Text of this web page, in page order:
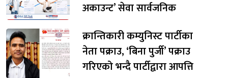
अकाउन्ट’ सेवा सार्वजनिक
क्रान्तिकारी कम्युनिस्ट पार्टीका
नेता पक्राउ, ‘बिना पुर्जी’ पक्राउ
गरिएको भन्दै पार्टीद्वारा आपत्ति